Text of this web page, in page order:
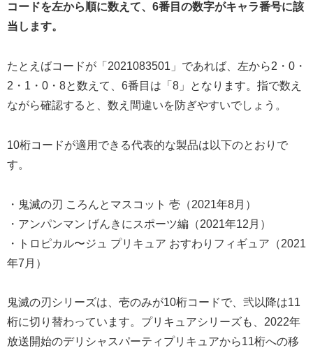
コードを左から順に数えて、6番目の数字がキャラ番号に該
当します。
たとえばコードが「2021083501」であれば、左から2・0・
2・1・0・8と数えて、6番目は「8」となります。指で数え
ながら確認すると、数え間違いを防ぎやすいでしょう。
10桁コードが適用できる代表的な製品は以下のとおりで
す。
・鬼滅の刃 ころんとマスコット 壱（2021年8月）
・アンパンマン げんきにスポーツ編（2021年12月）
・トロピカル〜ジュ プリキュア おすわりフィギュア（2021
年7月）
鬼滅の刃シリーズは、壱のみが10桁コードで、弐以降は11
桁に切り替わっています。プリキュアシリーズも、2022年
放送開始のデリシャスパーティプリキュアから11桁への移